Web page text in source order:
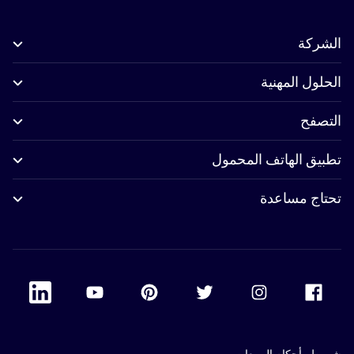
الشركة
الحلول المهنية
التصفح
تطبيق الهاتف المحمول
تحتاج مساعدة
Accor Youtube
Linkedin